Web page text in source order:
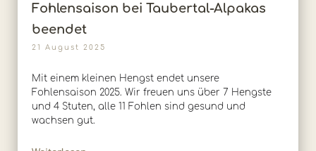
Fohlensaison bei Taubertal-Alpakas
beendet
21 August 2025
Mit einem kleinen Hengst endet unsere
Fohlensaison 2025. Wir freuen uns über 7 Hengste
und 4 Stuten, alle 11 Fohlen sind gesund und
wachsen gut.